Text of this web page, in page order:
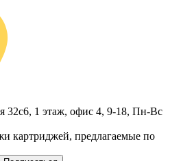
32с6, 1 этаж, офис 4, 9-18, Пн-Вс
картриджей, предлагаемые по